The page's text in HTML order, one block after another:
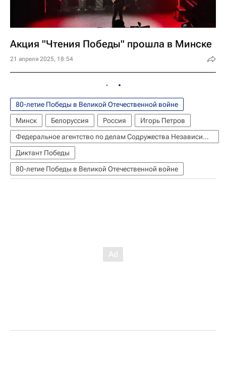
Акция "Чтения Победы" прошла в Минске
21 апреля 2025, 18:54
80-летие Победы в Великой Отечественной войне
Минск
Белоруссия Россия
Игорь Петров
Федеральное агентство по делам Содружества Независимых Государств, соотечественников, проживающих за рубежом, и по международному гуманитарному сотрудничеству (Россотрудничество)
Диктант Победы
80-летие Победы в Великой Отечественной войне